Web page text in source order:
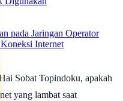
pada Jaringan Operator
Internet
Sobat Topindoku, apakah
yang lambat saat